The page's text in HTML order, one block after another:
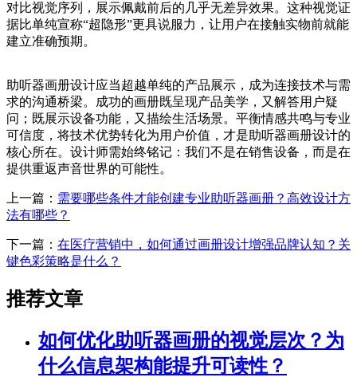
对比视觉序列，展示佩戴前后的几乎无差异效果。这种视觉证
据比单纯宣称“超隐形”更具说服力，让用户在接触实物前就能
建立准确预期。
助听器画册设计应当超越单纯的产品展示，成为连接技术与需
求的沟通桥梁。成功的画册既呈现产品美学，又解答用户疑
问；既展示设备功能，又描绘生活场景。平衡情感共鸣与专业
可信度，将技术优势转化为用户价值，才是助听器画册设计的
核心所在。设计师需始终铭记：我们不是在销售设备，而是在
提供重返声音世界的可能性。
上一篇： 需要哪些条件才能创建专业助听器画册？高效设计方
法有哪些？
下一篇： 在医疗营销中，如何通过画册设计增强品牌认知？关
键色彩策略是什么？
推荐文章
如何优化助听器画册的视觉层次？为
什么信息架构能提升可读性？